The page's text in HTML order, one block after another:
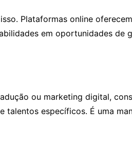
Plataformas online
em oportunidades
ou marketing digital,
específicos. É uma